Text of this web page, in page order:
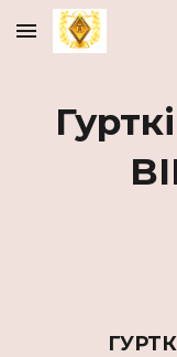
Skip to main content